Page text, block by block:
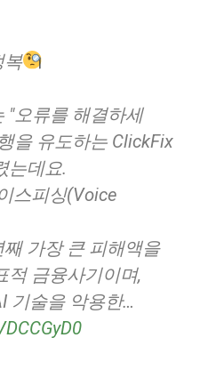
복
"오류를 해결하세
을 유도하는 ClickFix
는데요.
스피싱(Voice
가장 큰 피해액을
적 금융사기이며,
기술을 악용한…